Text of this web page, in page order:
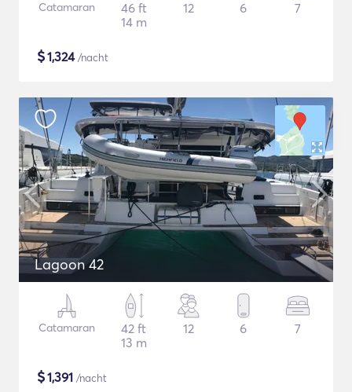
Catamaran
46 ft
14 m
12 6 7
$1,324/nacht
Lagoon 42
Catamaran
42 ft
13 m
12 6 7
$1,391 /nacht